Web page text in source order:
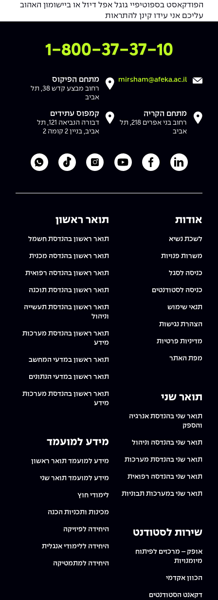
הפודקאסט בספוטיפיי גוגל אפל דיזל או ביישומון האהוב
עליכם אני עידו קינן להתראות
צרו איתנו קשר
1-800-37-37-10
mirsham@afeka.ac.il מתחם הפיקוס
רחוב מבצע קדש 38, תל
אביב
מתחם הקריה
רחוב בני אפרים 218, תל
אביב
קמפוס עתידים
דבורה הנביאה 121, תל
אביב, בניין 2 קומה 2
לעמוד הלינקדאין של מכללת אפקה
לעמוד הפייסבוק של מכללת אפקה
לעמוד היוטיוב של מכללת אפקה
לעמוד האינסטגרם של
לעמוד הטיקטוק
אודות
לשכת נשיא
משרות פנויות
כניסה לסגל
כניסה לסטודנטים
תנאי שימוש
הצהרת נגישות
מדיניות פרטיות
מפת האתר
תואר שני
תואר שני בהנדסת אנרגיה
והספק
תואר שני בהנדסה וניהול
תואר שני בהנדסת מערכות
תואר שני בהנדסה רפואית
תואר שני במערכות תבוניות
שירות לסטודנט
אופק – מרכזים לפיתוח
מיומנויות
הכוון אקדמי
דקאנט הסטודנטים
תואר ראשון
תואר ראשון בהנדסת חשמל
תואר ראשון בהנדסה מכנית
תואר ראשון בהנדסה רפואית
תואר ראשון בהנדסת תוכנה
תואר ראשון בהנדסת תעשייה
וניהול
תואר ראשון בהנדסת מערכות
מידע
תואר ראשון במדעי המחשב
תואר ראשון במדעי הנתונים
תואר ראשון בהנדסת מערכות
מידע
מידע למועמד
מידע למועמד תואר ראשון
מידע למועמד תואר שני
לימודי חוץ
מכינות ותכניות הכנה
היחידה לפיזיקה
היחידה ללימודי אנגלית
היחידה למתמטיקה